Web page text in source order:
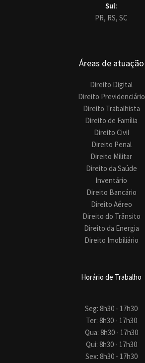
Sul:
PR, RS, SC
Áreas de atuação
Direito Digital
Direito Previdenciário
Direito Trabalhista
Direito de Família
Direito Civil
Direito Penal
Direito Militar
Direito da Saúde
Inventário
Direito Bancário
Direito Aéreo
Direito do Trânsito
Direito da Energia
Direito Imobiliário
Horário de Trabalho
Seg: 8h30 - 17h30
Ter: 8h30 - 17h30
Qua: 8h30 - 17h30
Qui: 8h30 - 17h30
Sex: 8h30 - 17h30